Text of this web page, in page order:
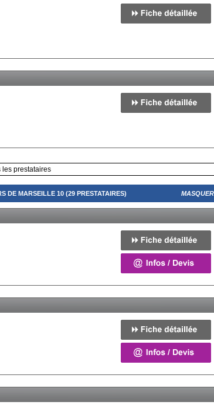
les prestataires
DE MARSEILLE 10 (29 PRESTATAIRES) MASQUER